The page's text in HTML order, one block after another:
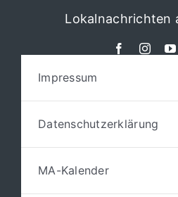
Lokalnachrichten
Impressum
Datenschutzerklärung
MA-Kalender